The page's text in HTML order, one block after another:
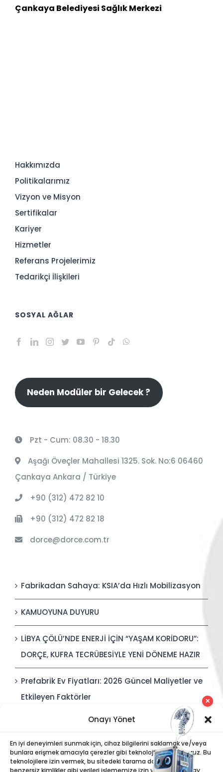
Onayı Yönet
En iyi deneyimleri sunmak için, cihaz bilgilerini saklamak ve/veya
bunlara erişmek amacıyla çerezler gibi teknolojiler kullanıyoruz. Bu
teknolojilere izin vermek, bu sitedeki tarama davranışı veya
benzersiz kimlikler gibi verileri işlememize izin verecektir. Onay
Çankaya Belediyesi Sağlık Merkezi
Hakkımızda
Politikalarımız
Vizyon ve Misyon
Sertifikalar
Kariyer
Hizmetler
Referans Projelerimiz
Tedarikçi İlişkileri
SOSYAL AĞLAR
Neden Modüler bir Gelecek ?
Pzt - Cum: 08.30 - 18.30
Aşağı Öveçler Mahallesi 1325. Sok. No:6 06460
Çankaya Ankara / Türkiye
+90 (312) 472 82 10
+90 (312) 472 82 18
dorce@dorce.com.tr
Fabrikadan Sahaya: KSIA’da Hızlı Mobilizasyon
KAMUOYUNA DUYURU
LİBYA ÇÖLÜ’NDE ENERJİ İÇİN “YAŞAM KORİDORU”:
DORÇE, KUFRA TECRÜBESİYLE YENİ DÖNEME HAZIR
Prefabrik Ev Fiyatları: 2026 Güncel Maliyetler ve
Etkileyen Faktörler
Polis Karakolları: Güvenli, Entegre ve Hızlı İnşa
Edilebilir Kamu Güvenliği Yapıları
✕